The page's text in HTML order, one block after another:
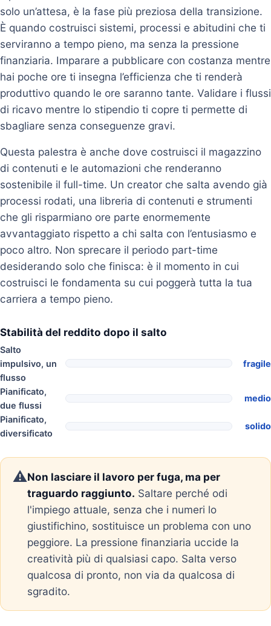
solo un’attesa, è la fase più preziosa della transizione.
È quando costruisci sistemi, processi e abitudini che ti
serviranno a tempo pieno, ma senza la pressione
finanziaria. Imparare a pubblicare con costanza mentre
hai poche ore ti insegna l’efficienza che ti renderà
produttivo quando le ore saranno tante. Validare i flussi
di ricavo mentre lo stipendio ti copre ti permette di
sbagliare senza conseguenze gravi.
Questa palestra è anche dove costruisci il magazzino
di contenuti e le automazioni che renderanno
sostenibile il full-time. Un creator che salta avendo già
processi rodati, una libreria di contenuti e strumenti
che gli risparmiano ore parte enormemente
avvantaggiato rispetto a chi salta con l’entusiasmo e
poco altro. Non sprecare il periodo part-time
desiderando solo che finisca: è il momento in cui
costruisci le fondamenta su cui poggerà tutta la tua
carriera a tempo pieno.
Stabilità del reddito dopo il salto
Salto
impulsivo, un
flusso
fragile
Pianificato,
due flussi
medio
Pianificato,
diversificato
solido
⚠️Non lasciare il lavoro per fuga, ma per
traguardo raggiunto. Saltare perché odi
l'impiego attuale, senza che i numeri lo
giustifichino, sostituisce un problema con uno
peggiore. La pressione finanziaria uccide la
creatività più di qualsiasi capo. Salta verso
qualcosa di pronto, non via da qualcosa di
sgradito.